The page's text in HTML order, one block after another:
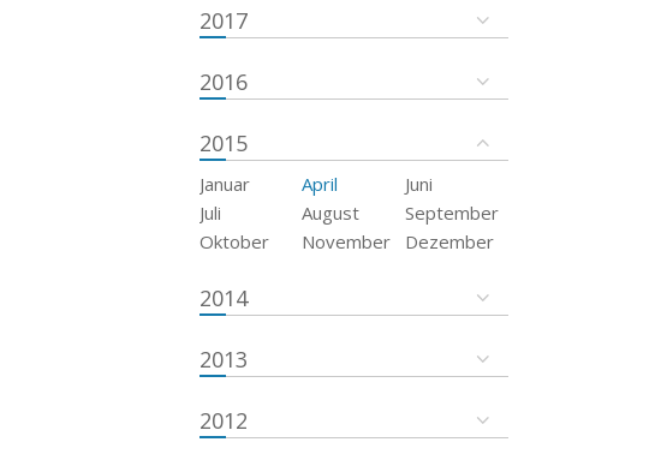
2017
2016
2015
Januar April
Juni
Juli
August
September
Oktober
November Dezember
2014
2013
2012